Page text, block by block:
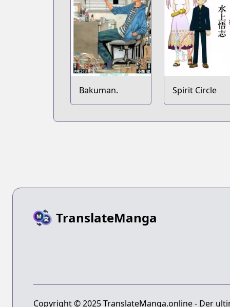
Bakuman. Spirit Circle
TranslateManga
Copyright © 2025 TranslateManga.online - Der